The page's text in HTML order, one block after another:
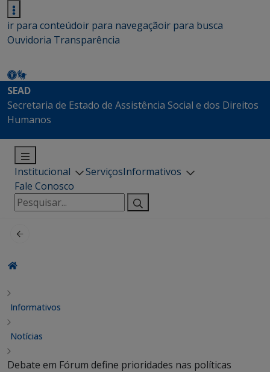
ir para conteúdoir para navegaçãoir para busca
Ouvidoria Transparência
SEAD
Secretaria de Estado de Assistência Social e dos Direitos
Humanos
Institucional ServiçosInformativos
Fale Conosco
Pesquisar
por:
Informativos
Notícias
Debate em Fórum define prioridades nas políticas